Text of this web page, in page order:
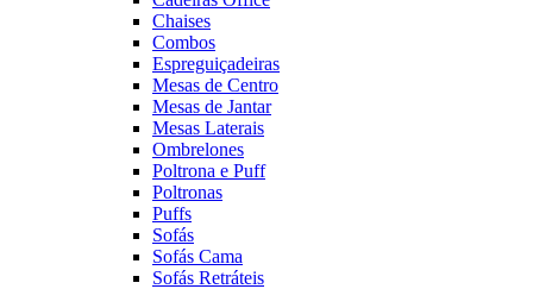
Chaises
Combos
Espreguiçadeiras
Mesas de Centro
Mesas de Jantar
Mesas Laterais
Ombrelones
Poltrona e Puff
Poltronas
Puffs
Sofás
Sofás Cama
Sofás Retráteis